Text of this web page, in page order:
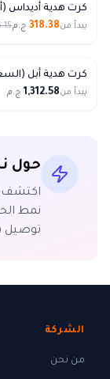
5% Off
كرت هدية أديداس
يبدأ من318.38 ج.م
كرت هدية أبل
يبدأ من1,312.58 ج.م
حول
اكتشف
نمط
توصيل
الشركة
من نحن